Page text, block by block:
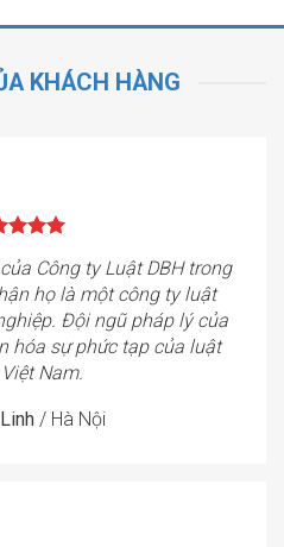
KHÁCH HÀNG
Công ty Luật DBH trong
họ là một công ty luật
Đội ngũ pháp lý của
hóa sự phức tạp của luật
Nam.
/ Hà Nội